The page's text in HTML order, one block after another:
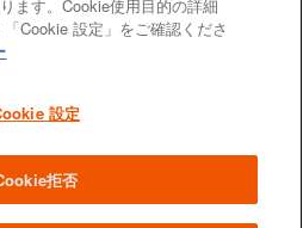
個人情報保護方針
お問い合わせ
ます。Cookie使用目的の詳細
Cookie 設定」をご確認くださ
設定
拒否